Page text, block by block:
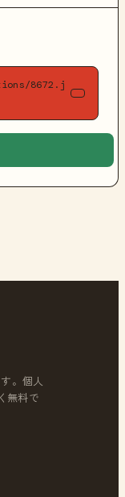
8672.j
。個人
無料で